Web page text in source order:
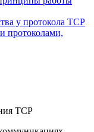
у протокола TCP
протоколами,